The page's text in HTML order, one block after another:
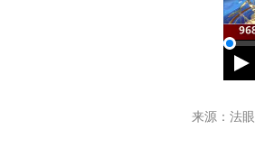
来源：法眼